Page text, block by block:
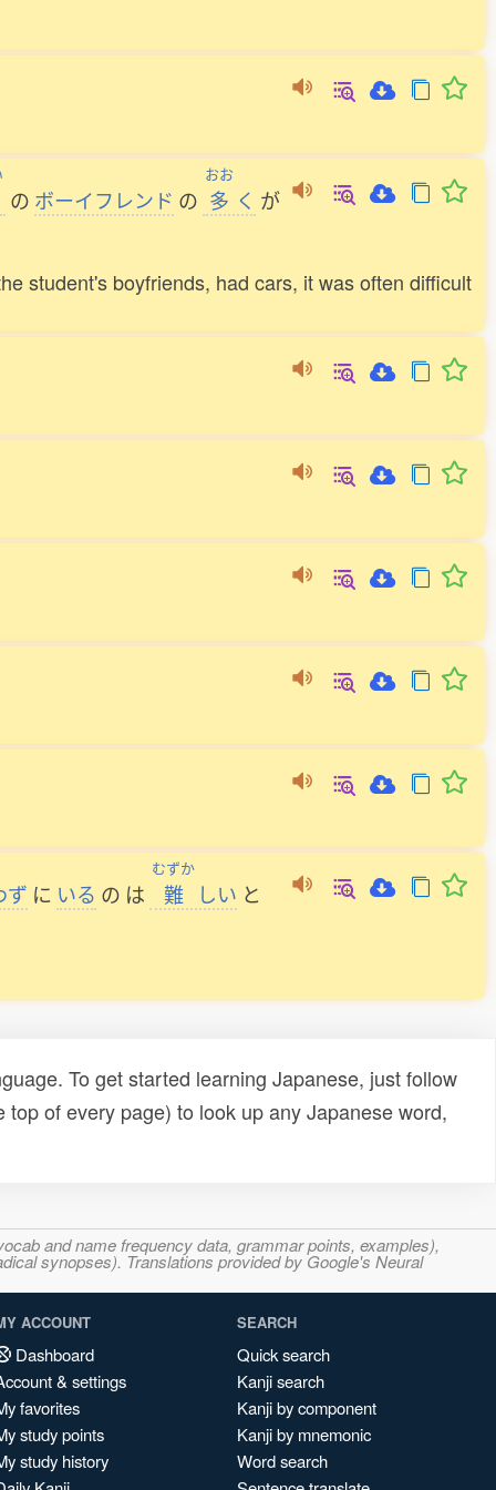
の ボーイフレンド の
おお
多 く が
student's boyfriends, had cars, it was often difficult
ず に いる の は
むずか
難 しい と
To get started learning Japanese, just follow
of every page) to look up any Japanese word,
and name frequency data, grammar points, examples),
synopses). Translations provided by Google's Neural
ACCOUNT
Dashboard
& settings
favorites
study points
study history
SEARCH
Quick search
Kanji search
Kanji by component
Kanji by mnemonic
Word search